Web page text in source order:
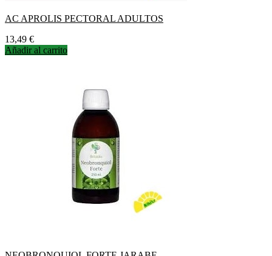
AC APROLIS PECTORAL ADULTOS
Precio
13,49 €
Añadir al carrito